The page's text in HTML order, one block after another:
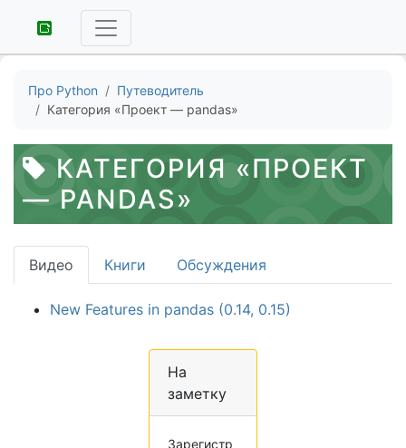
Про Python
Путеводитель
Категория «Проект — pandas»
КАТЕГОРИЯ «ПРОЕКТ
— PANDAS»
Видео Книги Обсуждения
New Features in pandas (0.14, 0.15)
На
заметку
Зарегистр